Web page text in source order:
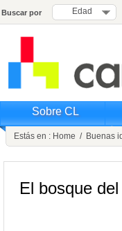
Buscar por Edad
Sobre CL
Estás en : Home / Buenas
El bosque